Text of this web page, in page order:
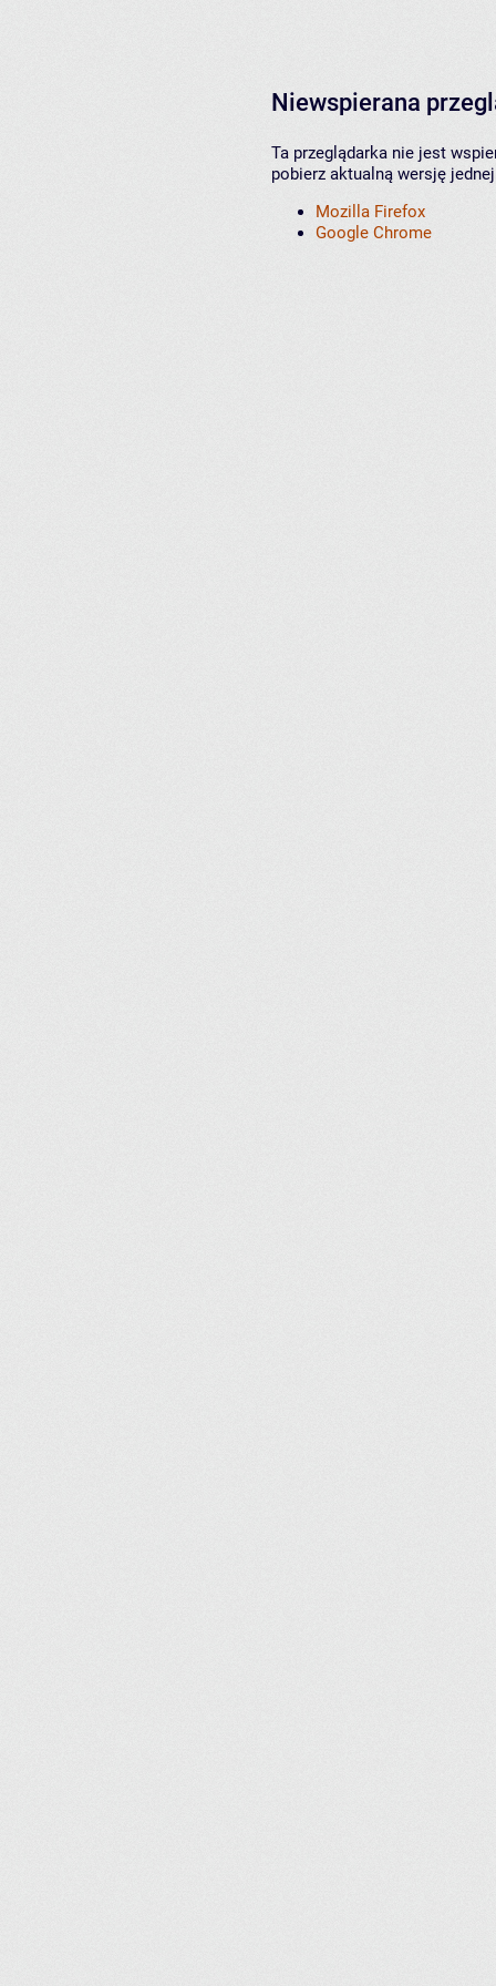
Niewspierana
Ta przeglądarka nie jest
pobierz aktualną wersję
Mozilla Firefox
Google Chrome